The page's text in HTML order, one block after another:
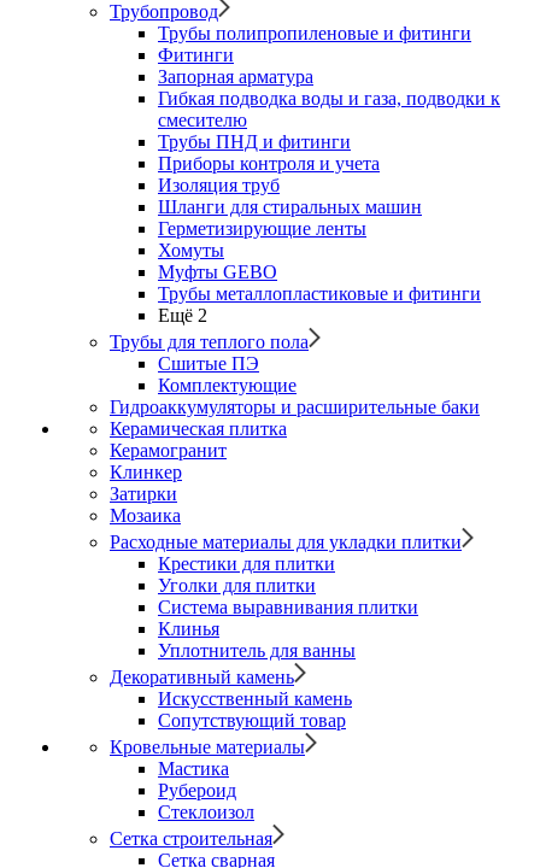
Трубопровод
Трубы полипропиленовые и фитинги
Фитинги
Запорная арматура
Гибкая подводка воды и газа, подводки к
смесителю
Трубы ПНД и фитинги
Приборы контроля и учета
Изоляция труб
Шланги для стиральных машин
Герметизирующие ленты
Хомуты
Муфты GEBO
Трубы металлопластиковые и фитинги
Ещё 2
Трубы для теплого пола
Сшитые ПЭ
Комплектующие
Гидроаккумуляторы и расширительные баки
Керамическая плитка
Керамогранит
Клинкер
Затирки
Мозаика
Расходные материалы для укладки плитки
Крестики для плитки
Уголки для плитки
Система выравнивания плитки
Клинья
Уплотнитель для ванны
Декоративный камень
Искусственный камень
Сопутствующий товар
Кровельные материалы
Мастика
Рубероид
Стеклоизол
Сетка строительная
Сетка сварная